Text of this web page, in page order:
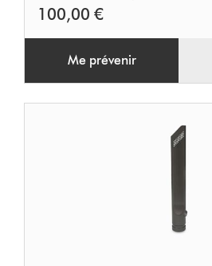
100,00 €
Me prévenir